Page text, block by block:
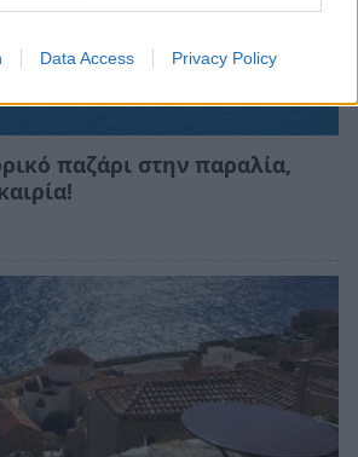
Data Access Privacy Policy
παζάρι στην παραλία,